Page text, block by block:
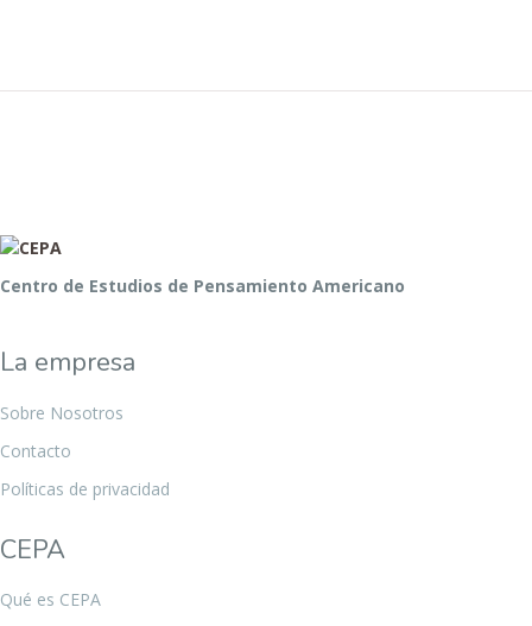
Centro de Estudios de Pensamiento Americano
La empresa
Sobre Nosotros
Contacto
Políticas de privacidad
CEPA
Qué es CEPA